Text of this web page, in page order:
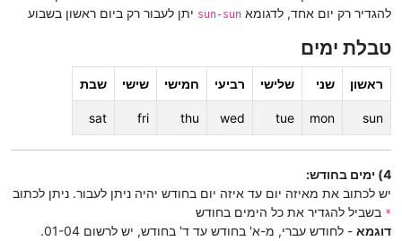
להגדיר רק יום אחד, לדגומא sun-sun יתן לעבור רק ביום ראשון בשבוע
טבלת ימים
ראשון שני שלישי רביעי חמישי שישי שבת
sun
mon
tue
wed
thu
fri
sat
4) ימים בחודש:
יש לכתוב את מאיזה יום עד איזה יום בחודש יהיה ניתן לעבור. ניתן לכתוב
* בשביל להגדיר את כל הימים בחודש
דוגמא - לחודש עברי, מ-א' בחודש עד ד' בחודש, יש לרשום 01-04.